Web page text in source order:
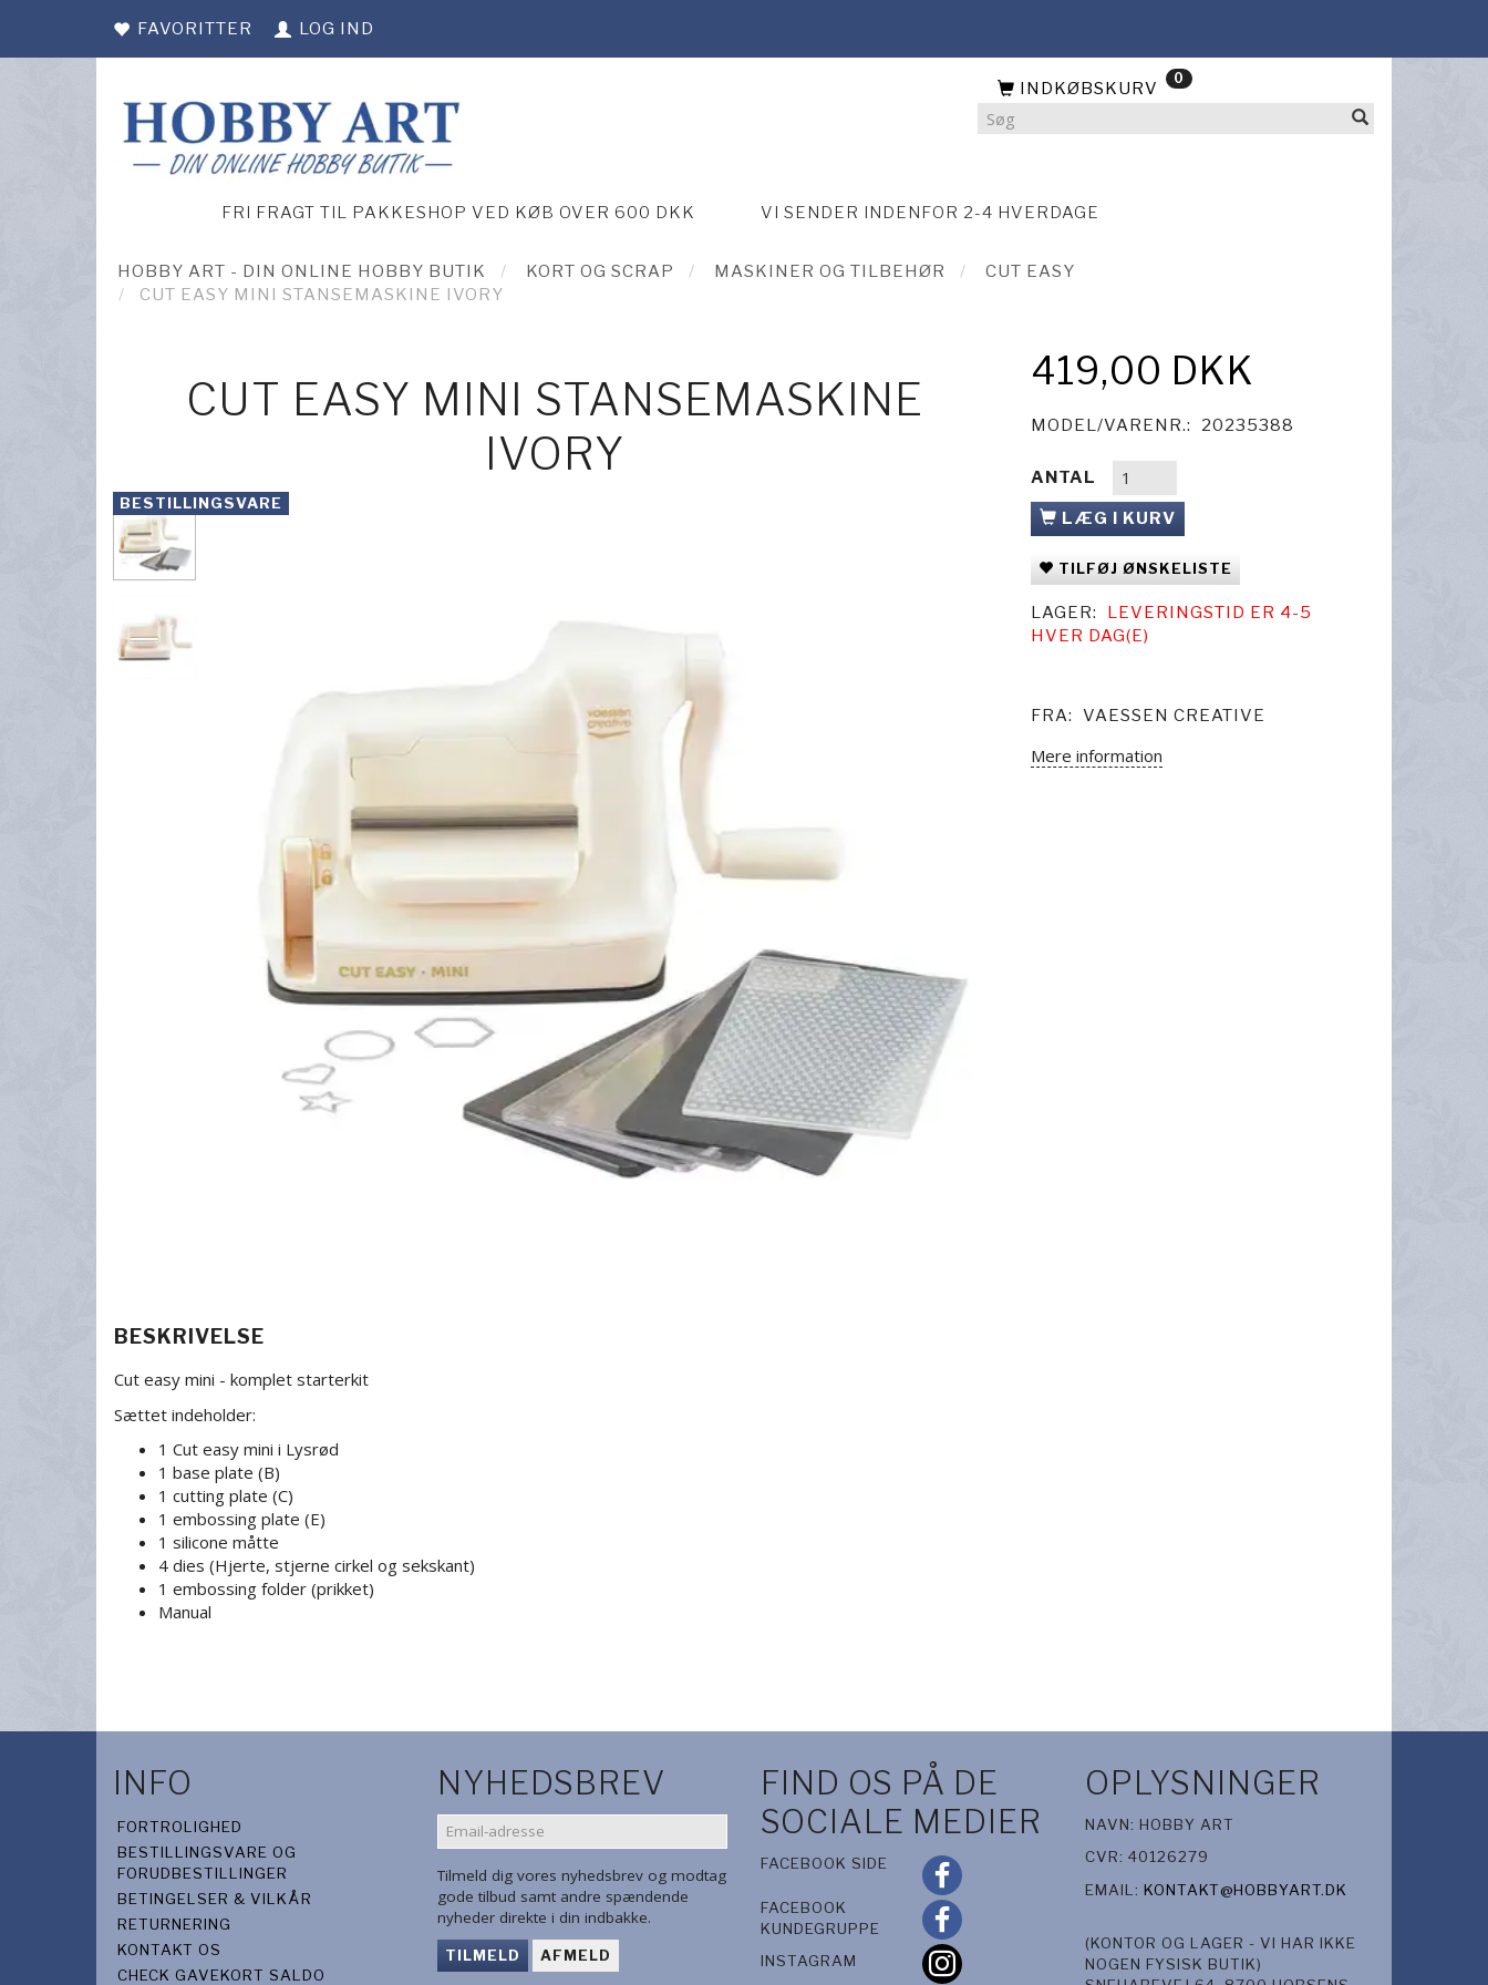
FAVORITTER LOG IND
INDKØBSKURV 0
FRI FRAGT TIL PAKKESHOP VED KØB OVER 600 DKK VI SENDER INDENFOR 2-4 HVERDAGE
HOBBY ART - DIN ONLINE HOBBY BUTIK KORT OG SCRAP MASKINER OG TILBEHØR
CUT EASY
CUT EASY MINI STANSEMASKINE IVORY
CUT EASY MINI STANSEMASKINE
IVORY
BESTILLINGSVARE
BESKRIVELSE
Cut easy mini - komplet starterkit
Sættet indeholder:
1 Cut easy mini i Lysrød
1 base plate (B)
1 cutting plate (C)
1 embossing plate (E)
1 silicone måtte
4 dies (Hjerte, stjerne cirkel og sekskant)
1 embossing folder (prikket)
Manual
419,00 DKK
MODEL/VARENR.: 20235388
ANTAL
LÆG I KURV
TILFØJ ØNSKELISTE
LAGER:
LEVERINGSTID ER 4-5
HVER DAG(E)
FRA: VAESSEN CREATIVE
Mere information
INFO
FORTROLIGHED
BESTILLINGSVARE OG
FORUDBESTILLINGER
BETINGELSER & VILKÅR
RETURNERING
KONTAKT OS
CHECK GAVEKORT SALDO
NYHEDSBREV
EMAIL-
ADRESSE
Tilmeld dig vores nyhedsbrev og modtag
gode tilbud samt andre spændende
nyheder direkte i din indbakke.
TILMELD AFMELD
FIND OS PÅ DE
SOCIALE MEDIER
FACEBOOK SIDE
FACEBOOK
KUNDEGRUPPE
INSTAGRAM
OPLYSNINGER
NAVN: HOBBY ART
CVR: 40126279
EMAIL: KONTAKT@HOBBYART.DK
(KONTOR OG LAGER - VI HAR IKKE
NOGEN FYSISK BUTIK)